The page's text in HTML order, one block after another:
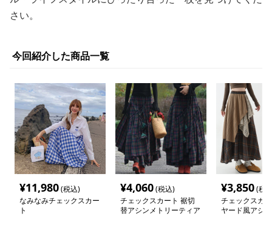
さい。
今回紹介した商品一覧
¥11,980(税込)
なみなみチェックスカー
ト
¥4,060(税込)
チェックスカート 裾切
替アシンメトリーティア
¥3,850(税
チェックスカ
ヤード風アシ